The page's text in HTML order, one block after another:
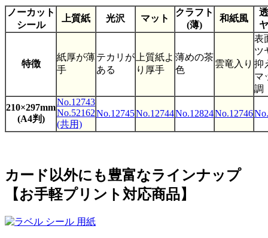
ノーカット
シール
上質紙 光沢 マット
クラフト
(薄)
和紙風
特徴
紙厚が薄
手
テカリが
ある
上質紙よ
り厚手
薄めの茶
色
雲竜入り
表
ツ
抑
マ
調
210×297mm
(A4判)
No.12743
No.52162
(共用)
No.12745No.12744No.12824No.12746
カード以外にも豊富なラインナップ
【お手軽プリント対応商品】